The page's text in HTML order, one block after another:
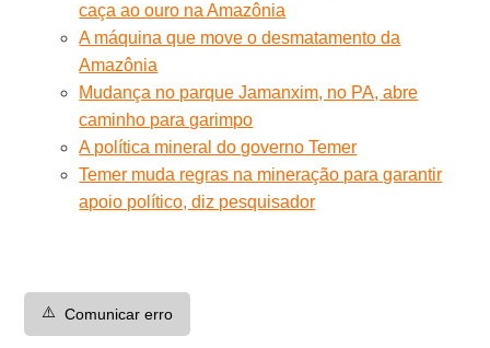
caça ao ouro na Amazônia
A máquina que move o desmatamento da
Amazônia
Mudança no parque Jamanxim, no PA, abre
caminho para garimpo
A política mineral do governo Temer
Temer muda regras na mineração para garantir
apoio político, diz pesquisador
⚠️ Comunicar erro